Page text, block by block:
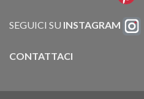
SEGUICI SU INSTAGRAM
CONTATTACI